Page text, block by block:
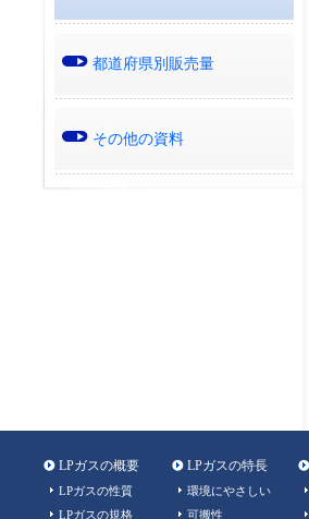
都道府県別販売量
その他の資料
LPガスの概要
LPガスの性質
LPガスの規格
LPガスの特長
環境にやさしい
可搬性